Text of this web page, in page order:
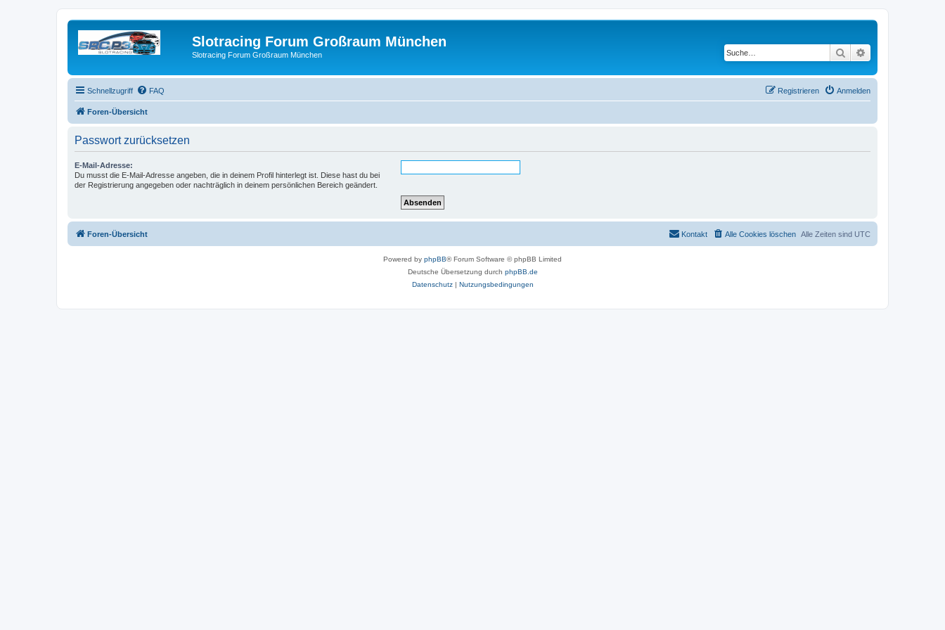
Slotracing Forum Großraum München
Slotracing Forum Großraum München Suche
Schnellzugriff FAQ Anmelden
Registrieren
Foren-Übersicht
Passwort zurücksetzen
E-Mail-Adresse:
Du musst die E-Mail-Adresse angeben, die in deinem Profil hinterlegt ist. Diese hast du bei
der Registrierung angegeben oder nachträglich in deinem persönlichen Bereich geändert.
Foren-Übersicht Alle Zeiten sind UTC
Alle Cookies löschen
Kontakt
Powered by phpBB® Forum Software © phpBB Limited
Deutsche Übersetzung durch phpBB.de
Datenschutz| Nutzungsbedingungen